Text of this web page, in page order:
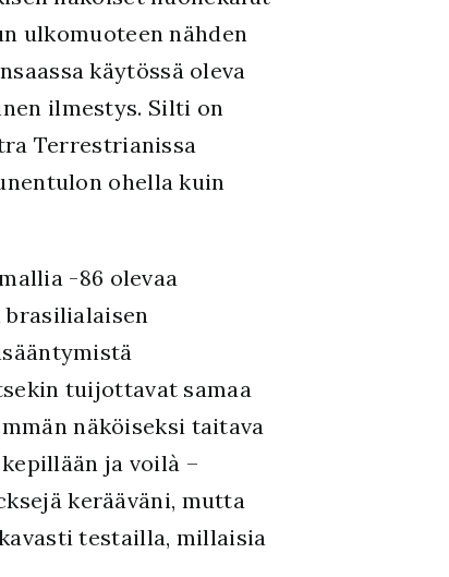
ulkomuoteen nähden
käytössä oleva
ilmestys. Silti on
Terrestrianissa
ohella kuin
-86 olevaa
brasilialaisen
tuijottavat samaa
näköiseksi taitava
ja voilà –
kerääväni, mutta
testailla, millaisia